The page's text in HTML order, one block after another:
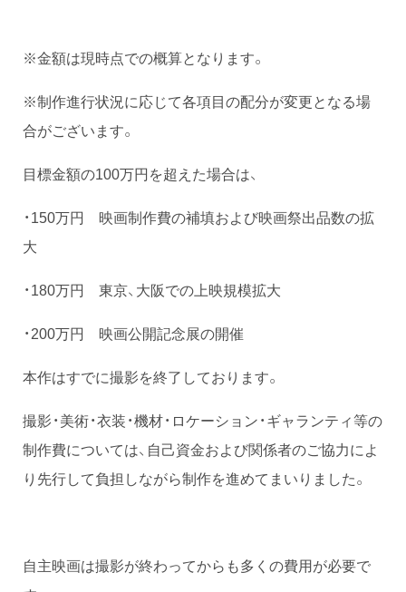
※金額は現時点での概算となります。
※制作進行状況に応じて各項目の配分が変更となる場
合がございます。
目標金額の100万円を超えた場合は、
・150万円 映画制作費の補填および映画祭出品数の拡
大
・180万円 東京、大阪での上映規模拡大
・200万円 映画公開記念展の開催
本作はすでに撮影を終了しております。
撮影・美術・衣装・機材・ロケーション・ギャランティ等の
制作費については、自己資金および関係者のご協力によ
り先行して負担しながら制作を進めてまいりました。
自主映画は撮影が終わってからも多くの費用が必要で